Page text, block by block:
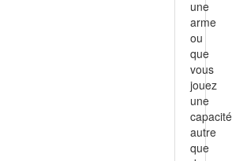
une
arme
ou
que
vous
jouez
une
capacité
autre
que